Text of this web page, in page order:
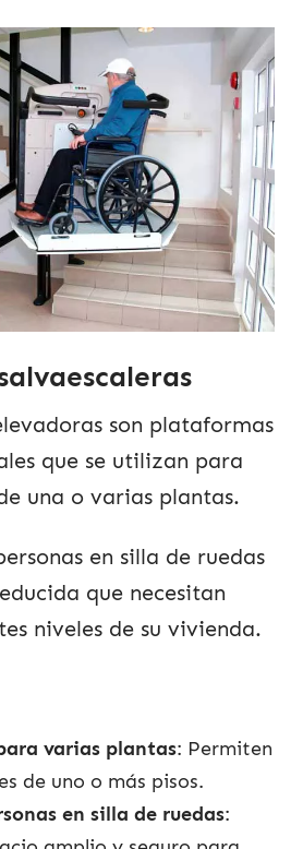
son plataformas
que se utilizan para
una o varias plantas.
en silla de ruedas
que necesitan
niveles de su vivienda.
varias plantas: Permiten
de uno o más pisos.
en silla de ruedas: